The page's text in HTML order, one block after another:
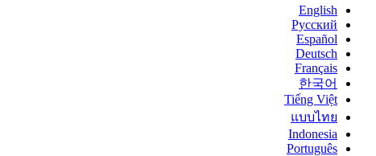
English
Русский
Español
Deutsch
Français
한국어
Tiếng Việt
แบบไทย
Indonesia
Português